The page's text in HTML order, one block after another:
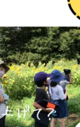
ビジネス・起業
まちづくり・地域活性化